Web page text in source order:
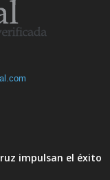
impulsan el éxito